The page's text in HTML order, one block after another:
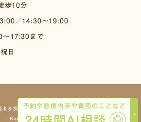
歩10分
／14:30～19:00
～17:30まで
日
者を探すなら栗原歯科へ Copyright(c) 栗原歯科 All
Rights Reserved.